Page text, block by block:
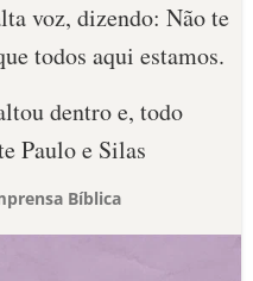
voz, dizendo: Não te
todos aqui estamos.
dentro e, todo
Paulo e Silas
Bíblica